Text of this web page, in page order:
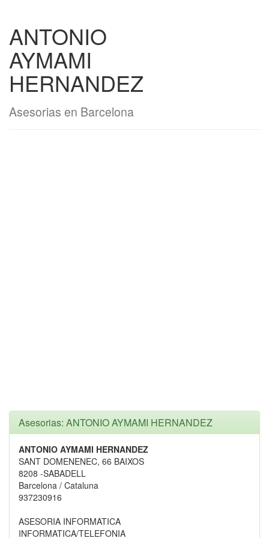
ANTONIO
AYMAMI
HERNANDEZ
Asesorias en Barcelona
Asesorias: ANTONIO AYMAMI HERNANDEZ
ANTONIO AYMAMI HERNANDEZ
SANT DOMENENEC, 66 BAIXOS
8208 -SABADELL
Barcelona / Cataluna
937230916
ASESORIA INFORMATICA
INFORMATICA/TELEFONIA